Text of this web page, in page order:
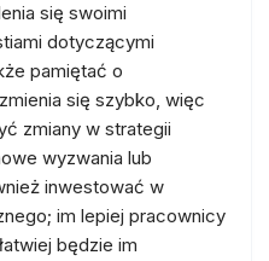
się swoimi
dotyczącymi
pamiętać o
się szybko, więc
zmiany w strategii
wyzwania lub
inwestować w
im lepiej pracownicy
będzie im